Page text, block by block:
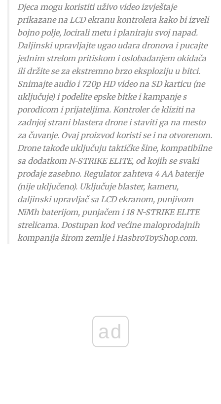
Djeca mogu koristiti uživo video izvještaje
prikazane na LCD ekranu kontrolera kako bi izveli
bojno polje, locirali metu i planiraju svoj napad.
Daljinski upravljajte ugao udara dronova i pucajte
jednim strelom pritiskom i oslobađanjem okidača
ili držite se za ekstremno brzo eksploziju u bitci.
Snimajte audio i 720p HD video na SD karticu (ne
uključuje) i podelite epske bitke i kampanje s
porodicom i prijateljima. Kontroler će kliziti na
zadnjoj strani blastera drone i staviti ga na mesto
za čuvanje. Ovaj proizvod koristi se i na otvorenom.
Drone takođe uključuju taktičke šine, kompatibilne
sa dodatkom N-STRIKE ELITE, od kojih se svaki
prodaje zasebno. Regulator zahteva 4 AA baterije
(nije uključeno). Uključuje blaster, kameru,
daljinski upravljač sa LCD ekranom, punjivom
NiMh baterijom, punjačem i 18 N-STRIKE ELITE
strelicama. Dostupan kod većine maloprodajnih
kompanija širom zemlje i HasbroToyShop.com.
ad